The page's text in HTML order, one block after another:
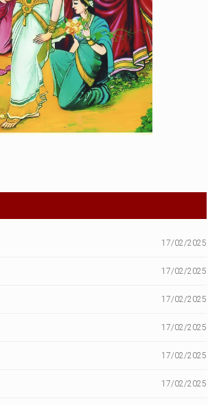
17/02/2025
17/02/2025
17/02/2025
17/02/2025
17/02/2025
17/02/2025